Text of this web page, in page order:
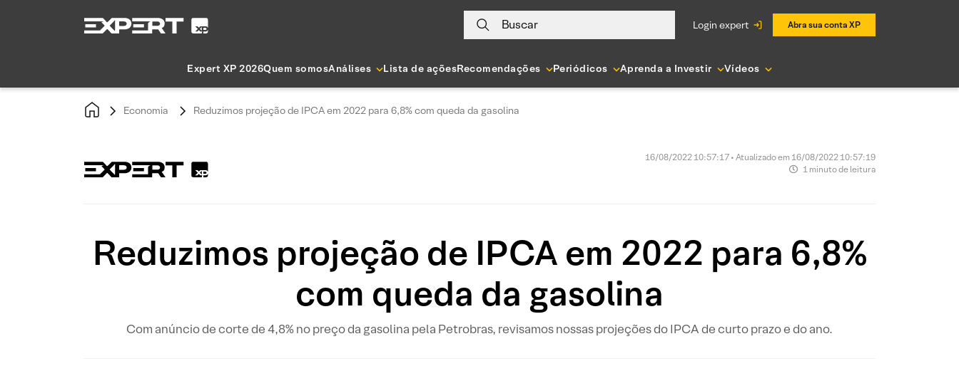
Buscar login expert Abra sua conta XP
Expert XP 2026Quem somosAnálises Lista de açõesRecomendações Periódicos Aprenda a Investir Vídeos
Economia Reduzimos projeção de IPCA em 2022 para 6,8% com queda da gasolina
16/08/2022 10:57:17 • Atualizado em 16/08/2022 10:57:19
1 minuto de leitura
Reduzimos projeção de IPCA em 2022 para 6,8%
com queda da gasolina
Com anúncio de corte de 4,8% no preço da gasolina pela Petrobras, revisamos nossas projeções do IPCA de curto prazo e do ano.